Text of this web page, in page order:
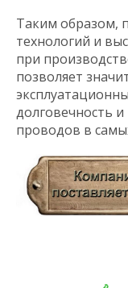
Таким образом,
технологий и
при
позволяет
долговечность
проводов в